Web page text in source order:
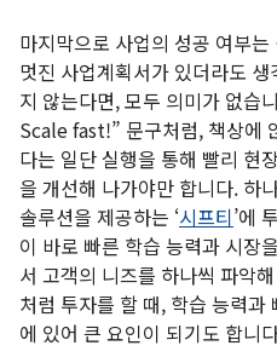
마지막으로 사업의 성공 여부
멋진 사업계획서가 있더라도
지 않는다면, 모두 의미가 없
Scale fast!” 문구처럼, 책상에
다는 일단 실행을 통해 빨리 현
을 개선해 나가야만 합니다. 하
솔루션을 제공하는 ‘시프티’에
이 바로 빠른 학습 능력과 시장
서 고객의 니즈를 하나씩 파악
처럼 투자를 할 때, 학습 능력과
에 있어 큰 요인이 되기도 합니